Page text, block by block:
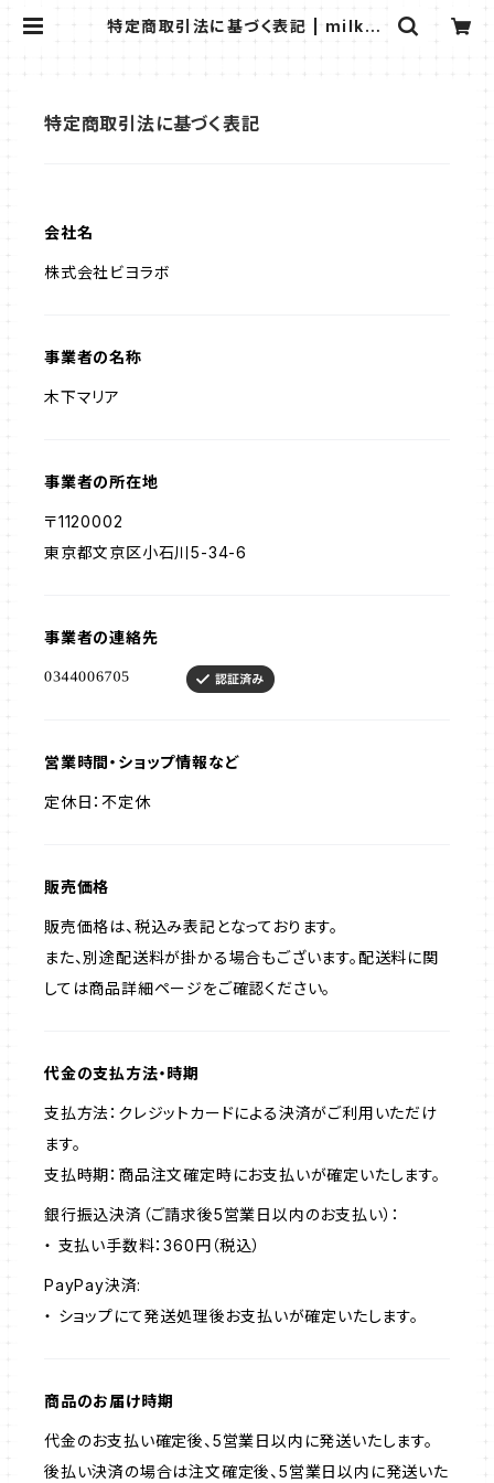
特定商取引法に基づく表記 | milkyg
特定商取引法に基づく表記
会社名
株式会社ビヨラボ
事業者の名称
木下マリア
事業者の所在地
〒1120002
東京都文京区小石川5-34-6
事業者の連絡先
営業時間・ショップ情報など
定休日：不定休
販売価格
販売価格は、税込み表記となっております。
また、別途配送料が掛かる場合もございます。配送料に関
しては商品詳細ページをご確認ください。
代金の支払方法・時期
支払方法：クレジットカードによる決済がご利用いただけ
ます。
支払時期：商品注文確定時にお支払いが確定いたします。
銀行振込決済（ご請求後5営業日以内のお支払い）：
・ 支払い手数料：360円（税込）
PayPay決済:
・ ショップにて発送処理後お支払いが確定いたします。
商品のお届け時期
代金のお支払い確定後、5営業日以内に発送いたします。
後払い決済の場合は注文確定後、5営業日以内に発送いた